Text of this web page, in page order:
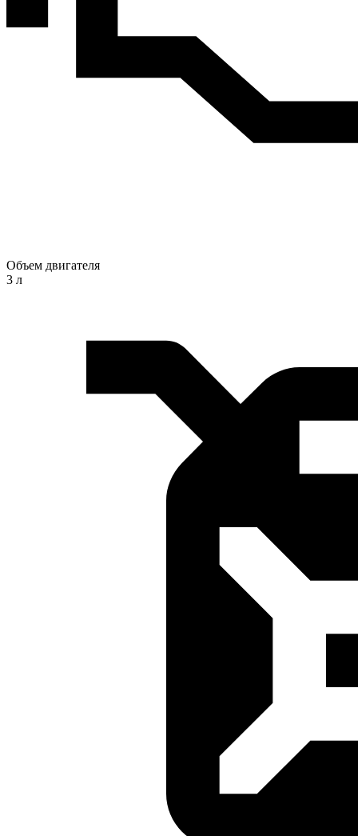
Объем двигателя
3 л